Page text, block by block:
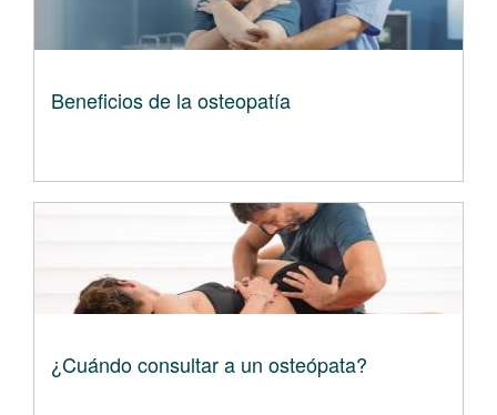
Beneficios de la osteopatía
¿Cuándo consultar a un osteópata?